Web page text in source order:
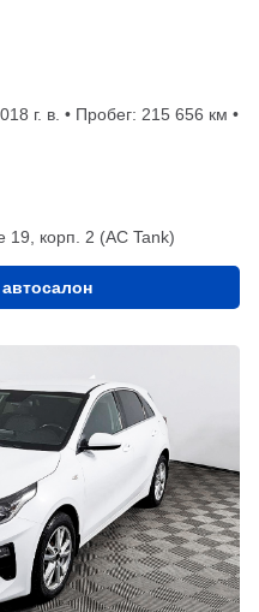
г. в. • Пробег: 215 656 км •
19, корп. 2 (АС Tank)